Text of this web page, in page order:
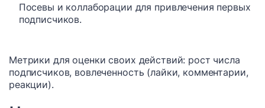
Посевы и коллаборации для привлечения первых
подписчиков.
Метрики для оценки своих действий: рост числа
подписчиков, вовлеченность (лайки, комментарии,
реакции).